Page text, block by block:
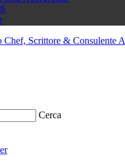
Cerca